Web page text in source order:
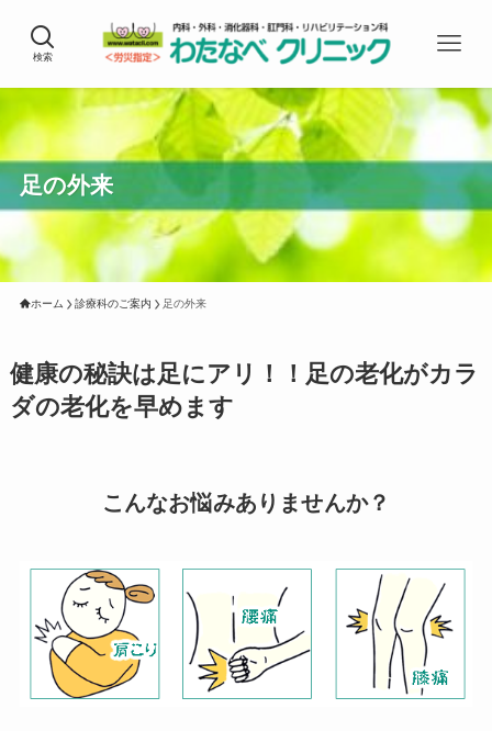
検索
足の外来
ホーム 診療科のご案内 足の外来
健康の秘訣は足にアリ！！足の老化がカラ
ダの老化を早めます
こんなお悩みありませんか？